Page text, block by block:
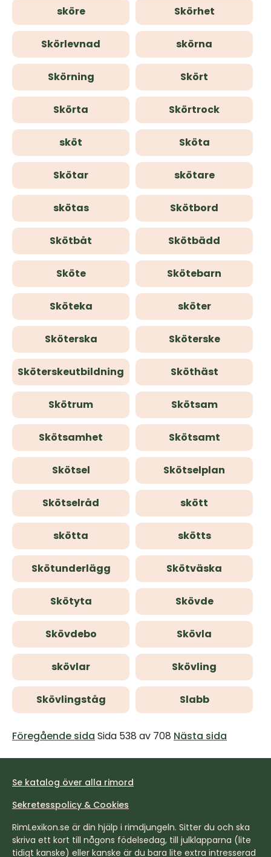
sköre Skörhet
Skörlevnad skörna
Skörning Skört
Skörta Skörtrock
sköt Sköta
Skötar skötare
skötas Skötbord
Skötbåt Skötbädd
Sköte Skötebarn
Sköteka sköter
Sköterska Sköterske
Sköterskeutbildning Sköthäst
Skötrum Skötsam
Skötsamhet Skötsamt
Skötsel Skötselplan
Skötselråd skött
skötta skötts
Skötunderlägg Skötväska
Skötyta Skövde
Skövdebo Skövla
skövlar Skövling
Skövlingståg Slabb
Föregående sida Sida 538 av 708 Nästa sida
Se katalog över alla rimord
Sekretesspolicy & Cookies
RimLexikon.se är din hjälp i rimdjungeln. Sitter du och ska
skriva ett kort till någons födelsedag, till julklapparna (lite
tidigt kanske) eller kanske är du bara lite extra intresserad